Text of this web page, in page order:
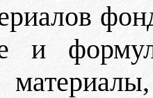
и